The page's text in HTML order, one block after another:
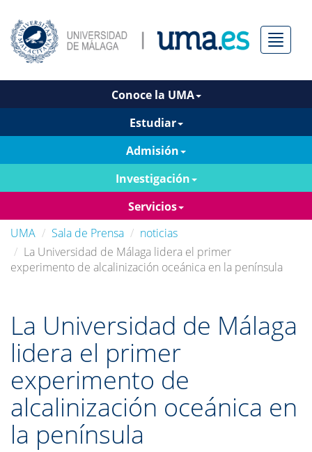
Menú
Conoce la UMA
Estudiar
Admisión
Investigación
Servicios
UMA
Sala de Prensa
noticias
La Universidad de Málaga lidera el primer
experimento de alcalinización oceánica en la península
La Universidad de Málaga
lidera el primer
experimento de
alcalinización oceánica en
la península